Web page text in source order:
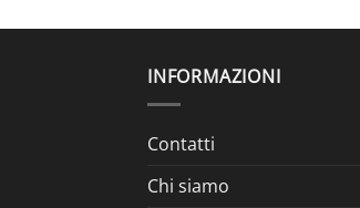
INFORMAZIONI
Contatti
Chi siamo